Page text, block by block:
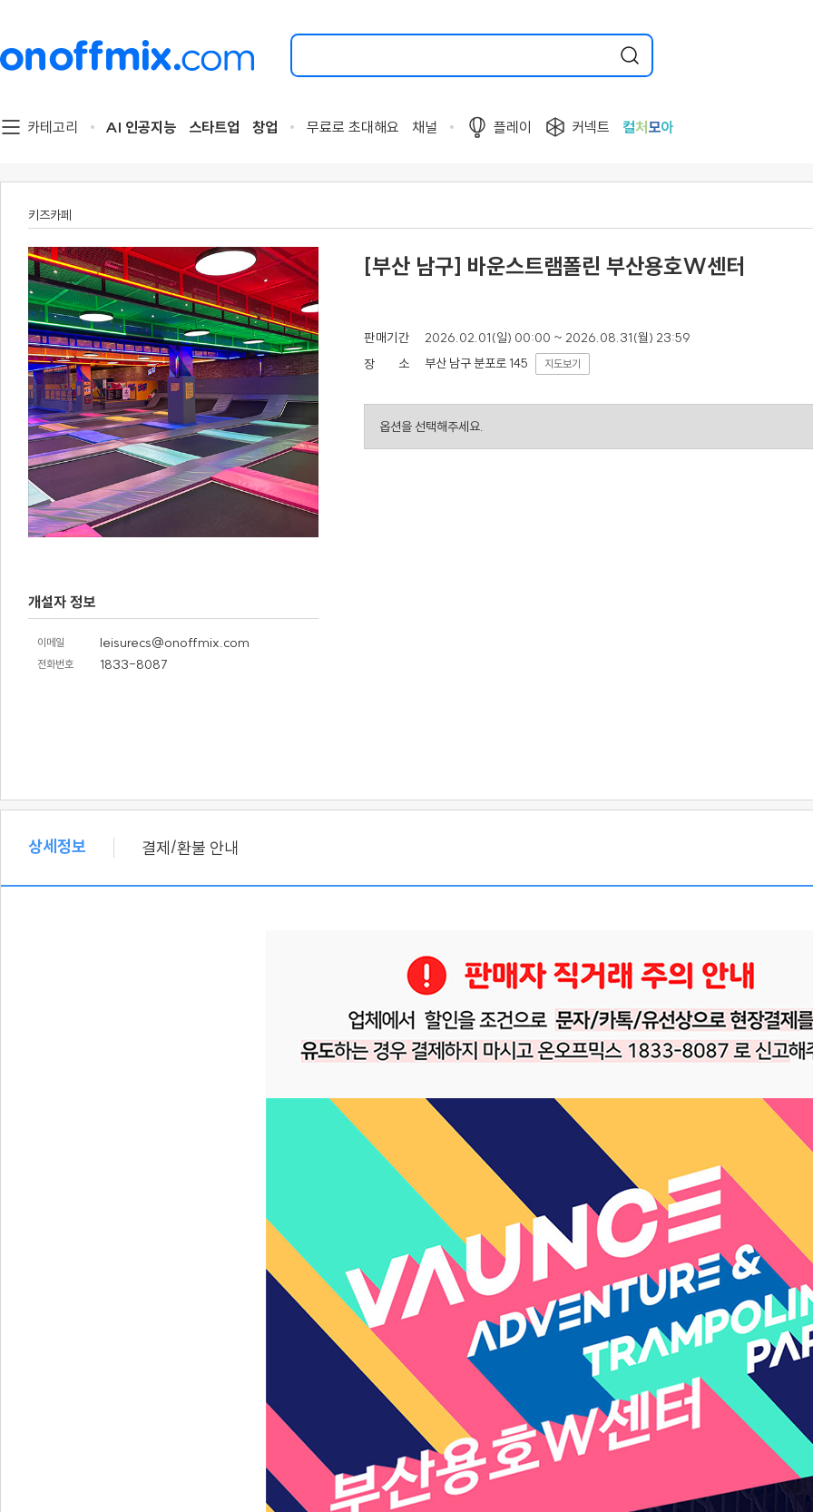
검
할
트
해
카테고리 AI 인공지능 스타트업 창업 무료로 초대해요 채널 플레이 커넥트 컬처 모아
키즈카페
개설자 정보
이메일 leisurecs@onoffmix.com
전화번호 1833-8087
[부산 남구] 바운스트램폴린 부산용호W센터
판매기간
2026.02.01(일) 00:00 ~ 2026.08.31(월) 23:59
장
소 부산 남구 분포로 145 지도보기
상세정보 결제/환불 안내